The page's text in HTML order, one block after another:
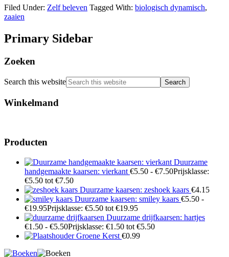
Filed Under: Zelf beleven Tagged With: biologisch dynamisch,
zaaien
Primary Sidebar
Zoeken
Search this website
Winkelmand
Producten
Duurzame
handgemaakte kaarsen: vierkant €5.50 - €7.50Prijsklasse:
€5.50 tot €7.50
Duurzame kaarsen: zeshoek kaars €4.15
Duurzame kaarsen: smiley kaars €5.50 -
€19.95Prijsklasse: €5.50 tot €19.95
Duurzame drijfkaarsen: hartjes
€1.50 - €5.50Prijsklasse: €1.50 tot €5.50
Groene Kerst €0.99